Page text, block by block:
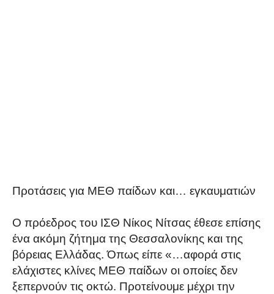
Προτάσεις για ΜΕΘ παίδων και… εγκαυματιών
Ο πρόεδρος του ΙΣΘ Νίκος Νίτσας έθεσε επίσης
ένα ακόμη ζήτημα της Θεσσαλονίκης και της
βόρειας Ελλάδας. Όπως είπε «…αφορά στις
ελάχιστες κλίνες ΜΕΘ παίδων οι οποίες δεν
ξεπερνούν τις οκτώ. Προτείνουμε μέχρι την